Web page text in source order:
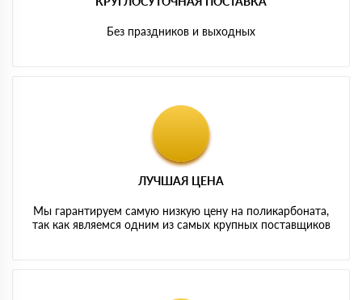
Без праздников и выходных
ЛУЧШАЯ ЦЕНА
Мы гарантируем самую низкую цену на поликарбоната,
так как являемся одним из самых крупных поставщиков